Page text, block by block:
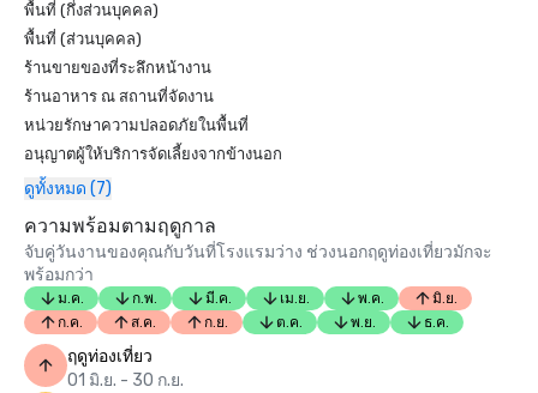
พื้นที่ (กึ่งส่วนบุคคล)
พื้นที่ (ส่วนบุคคล)
ร้านขายของที่ระลึกหน้างาน
ร้านอาหาร ณ สถานที่จัดงาน
หน่วยรักษาความปลอดภัยในพื้นที่
อนุญาตผู้ให้บริการจัดเลี้ยงจากข้างนอก
ดูทั้งหมด (7)
ความพร้อมตามฤดูกาล
จับคู่วันงานของคุณกับวันที่โรงแรมว่าง ช่วงนอกฤดูท่องเที่ยวมักจะ
พร้อมกว่า
ม.ค. ก.พ. มี.ค. เม.ย. พ.ค.
มิ.ย.
ก.ค.
ส.ค. ก.ย. ต.ค. พ.ย. ธ.ค.
ฤดูท่องเที่ยว
01 มิ.ย. - 30 ก.ย.